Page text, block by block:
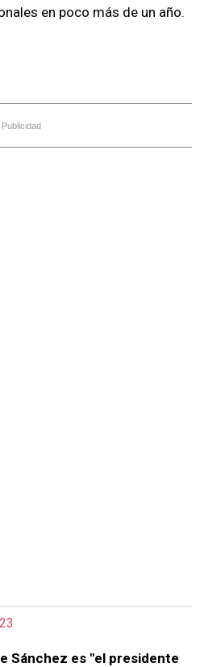
en poco más de un año.
Publicidad
Sánchez es "el presidente